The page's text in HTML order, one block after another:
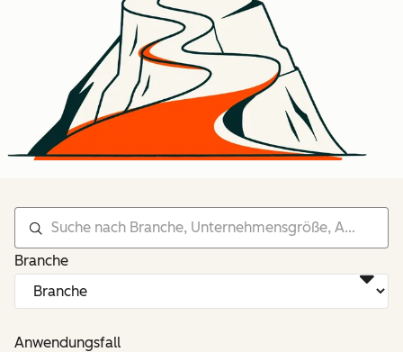
Branche
Anwendungsfall